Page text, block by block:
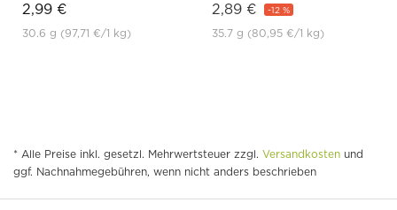
2,99 €
30.6 g (97,71 €/1 kg)
2,89 € -12 %
35.7 g (80,95 €/1 kg)
* Alle Preise inkl. gesetzl. Mehrwertsteuer zzgl. Versandkosten und
ggf. Nachnahmegebühren, wenn nicht anders beschrieben